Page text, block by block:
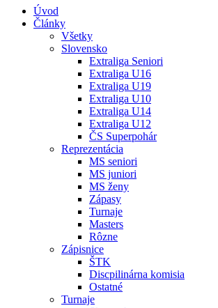
Úvod
Články
Všetky
Slovensko
Extraliga Seniori
Extraliga U16
Extraliga U19
Extraliga U10
Extraliga U14
Extraliga U12
ČS Superpohár
Reprezentácia
MS seniori
MS juniori
MS ženy
Zápasy
Turnaje
Masters
Rôzne
Zápisnice
ŠTK
Discpilinárna komisia
Ostatné
Turnaje